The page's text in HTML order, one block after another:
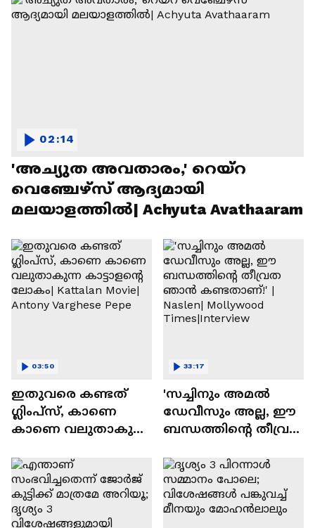
'അച്യുത അവതാരം,' റെയ്റ
വെഞ്ചേഴ്‌സ് ആദ്യമായി
മലയാളത്തിൽ| Achyuta Avathaaram
02:14
ഇതുവരെ കണ്ടത്
ഗ്ലിംപ്സ്, കാണെ
കാണെ വലുതാകുന്ന
Kattalan Movie|
Antony Varghese Pepe
03:50
'സച്ചിനും അമൽ
ഡേവീസും അല്ല, ഈ
ബന്ധത്തിൻ്റെ തീവ്രത
Naslen| Mollywood
Times|Interview
33:17